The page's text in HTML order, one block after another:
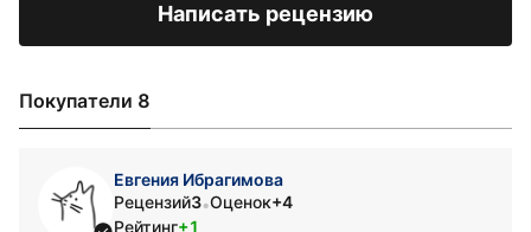
Написать рецензию
Покупатели 8
Евгения Ибрагимова
Рецензий3•Оценок+4
Рейтинг+1